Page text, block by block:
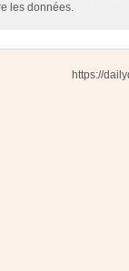
les données.
https://